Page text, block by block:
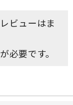
ビューはま
が必要です。